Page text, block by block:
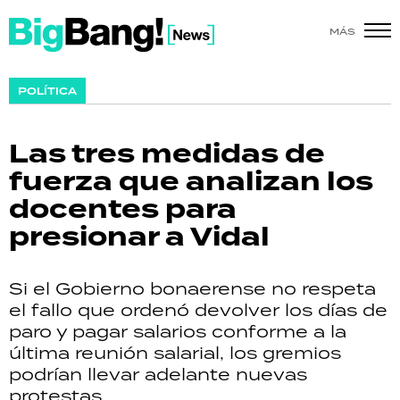
MÁS
POLÍTICA
Las tres medidas de
fuerza que analizan los
docentes para
presionar a Vidal
Si el Gobierno bonaerense no respeta
el fallo que ordenó devolver los días de
paro y pagar salarios conforme a la
última reunión salarial, los gremios
podrían llevar adelante nuevas
protestas.
SHOW
ACTUALIDAD
POLICIALES
ECONOMÍA
GRAN HERMANO
SALUD
DEPORTES